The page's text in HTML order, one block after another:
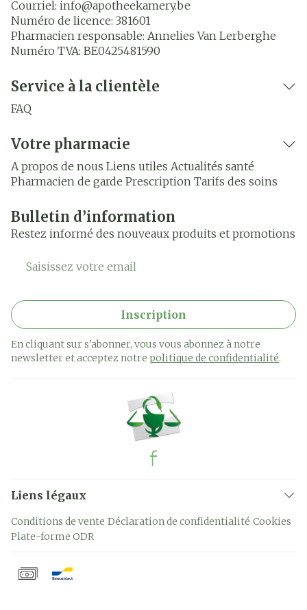
Courriel: info@apotheekamery.be
Numéro de licence: 381601
Pharmacien responsable: Annelies Van Lerberghe
Numéro TVA: BE0425481590
Service à la clientèle
FAQ
Votre pharmacie
A propos de nous Liens utiles Actualités santé
Pharmacien de garde Prescription Tarifs des soins
Bulletin d’information
Restez informé des nouveaux produits et promotions
Adresse mail
Inscription
En cliquant sur s'abonner, vous vous abonnez à notre
newsletter et acceptez notre politique de confidentialité.
Liens légaux
Conditions de vente Déclaration de confidentialité Cookies
Plate-forme ODR